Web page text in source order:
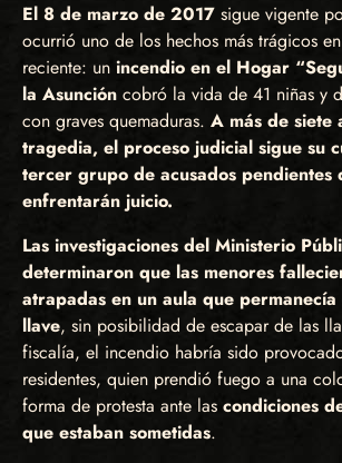
El 8 de marzo de 2017 sigue vigente
ocurrió uno de los hechos más trágicos
reciente: un incendio en el Hogar
la Asunción cobró la vida de 41 niñas y
con graves quemaduras. A más de siete
tragedia, el proceso judicial sigue su
tercer grupo de acusados pendientes
enfrentarán juicio.
Las investigaciones del Ministerio
determinaron que las menores
atrapadas en un aula que
llave, sin posibilidad de escapar de las
fiscalía, el incendio habría sido
residentes, quien prendió fuego a una
forma de protesta ante las condiciones
que estaban sometidas.